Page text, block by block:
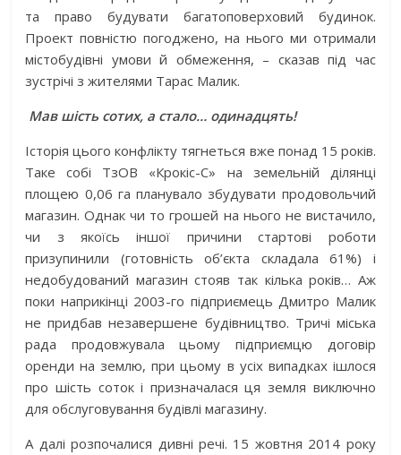
та право будувати багатоповерховий будинок.
Проект повністю погоджено, на нього ми отримали
містобудівні умови й обмеження, – сказав під час
зустрічі з жителями Тарас Малик.
Мав шість сотих, а стало… одинадцять!
Історія цього конфлікту тягнеться вже понад 15 років.
Таке собі ТзОВ «Крокіс-С» на земельній ділянці
площею 0,06 га планувало збудувати продовольчий
магазин. Однак чи то грошей на нього не вистачило,
чи з якоїсь іншої причини стартові роботи
призупинили (готовність об’єкта складала 61%) і
недобудований магазин стояв так кілька років… Аж
поки наприкінці 2003-го підприємець Дмитро Малик
не придбав незавершене будівництво. Тричі міська
рада продовжувала цьому підприємцю договір
оренди на землю, при цьому в усіх випадках ішлося
про шість соток і призначалася ця земля виключно
для обслуговування будівлі магазину.
А далі розпочалися дивні речі. 15 жовтня 2014 року